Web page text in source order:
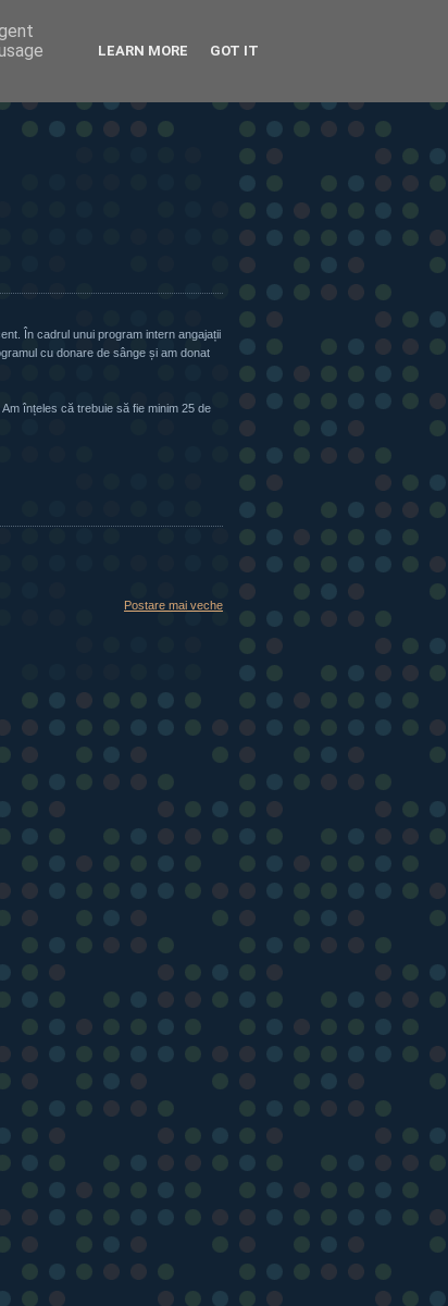
În cadrul unui program intern angajații
cu donare de sânge și am donat
înțeles că trebuie să fie minim 25 de
Postare mai veche
LEARN MORE GOT IT